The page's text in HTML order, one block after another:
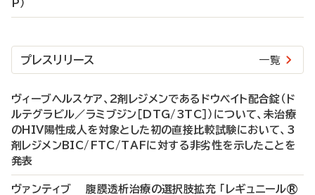
P）
プレスリリース 一覧
ヴィーブヘルスケア、2剤レジメンであるドウベイト配合錠（ド
ルテグラビル／ラミブジン［DTG/3TC］）について、未治療
のHIV陽性成人を対象とした初の直接比較試験において、3
剤レジメンBIC/FTC/TAFに対する非劣性を示したことを
発表
ヴァンティブ 腹膜透析治療の選択肢拡充 「レギュニール®